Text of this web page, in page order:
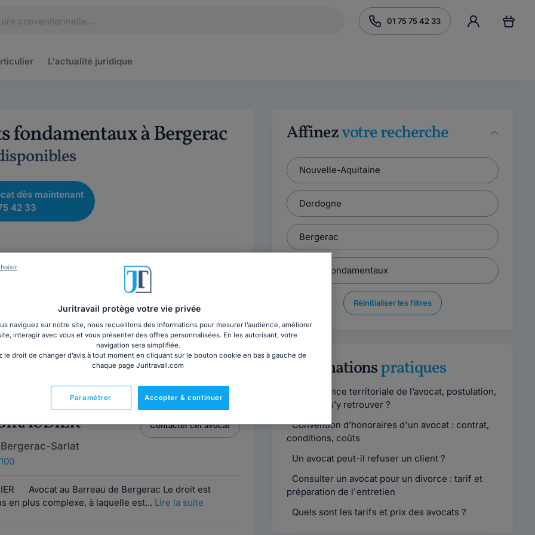
01 75 75 42 33
L'actualité juridique
fondamentaux à Bergerac
dès maintenant
42 33
LAFAYE
Sarlat
avocat au barreau de Bergerac depuis 2008.
particuliers, entreprises et associations...
Sarlat
Contacter cet avocat
Avocat au Barreau de Bergerac Le droit est
en plus complexe, à laquelle est... Lire la suite
Affinezvotre recherche
Réinitialiser les filtres
Informationspratiques
Compétence territoriale de l’avocat, postulation,
comment s’y retrouver ?
Convention d’honoraires d'un avocat : contrat,
conditions, coûts
Un avocat peut-il refuser un client ?
Consulter un avocat pour un divorce : tarif et
préparation de l'entretien
Quels sont les tarifs et prix des avocats ?
Juritravail protège votre vie privée
naviguez sur notre site, nous recueillons des informations pour mesurer l’audience, améliorer
interagir avec vous et vous présenter des offres personnalisées. En les autorisant, votre
navigation sera simplifiée.
le droit de changer d’avis à tout moment en cliquant sur le bouton cookie en bas à gauche de
chaque page Juritravail.com
Accepter & continuer
Paramétrer